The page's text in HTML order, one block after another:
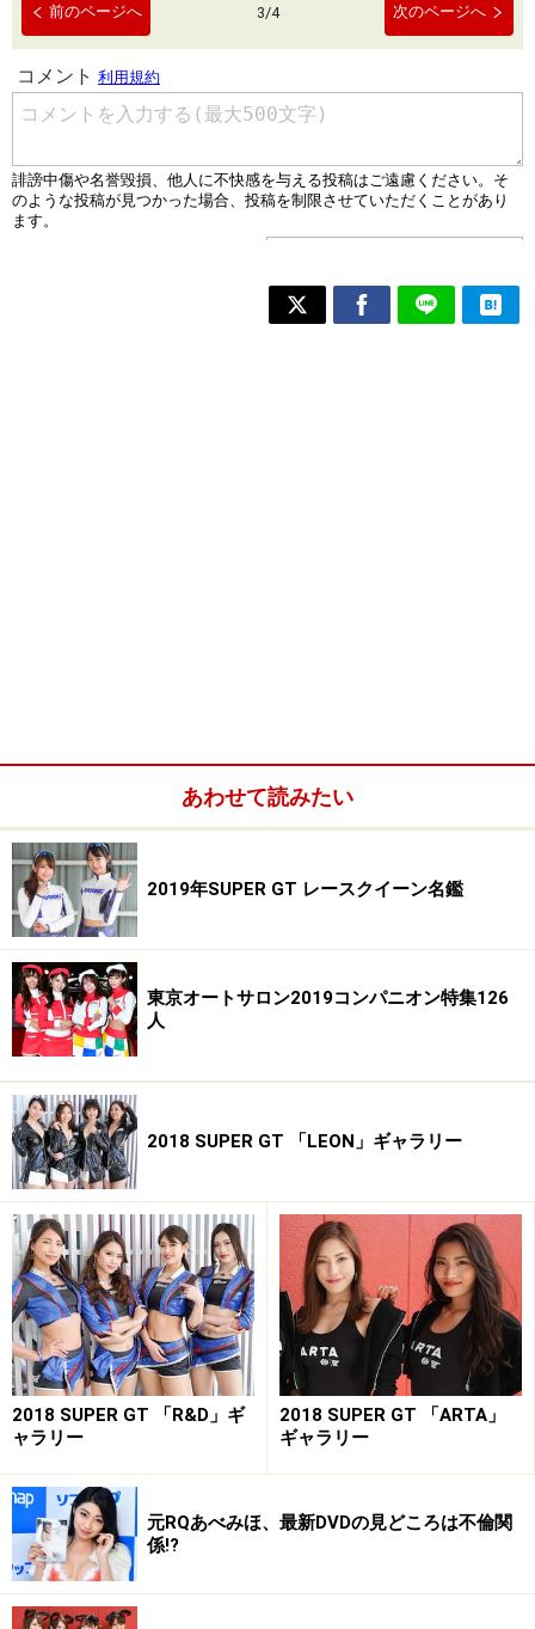
前のページへ 3/4 次のページへ
あわせて読みたい
2019年SUPER GT レースクイーン名鑑
東京オートサロン2019コンパニオン特集126
人
2018 SUPER GT 「LEON」ギャラリー
2018 SUPER GT 「R&D」ギ
ャラリー
2018 SUPER GT 「ARTA」
ギャラリー
元RQあべみほ、最新DVDの見どころは不倫関
係!?